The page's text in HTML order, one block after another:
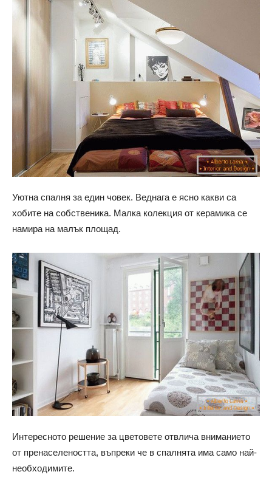
Уютна спалня за един човек. Веднага е ясно какви са
хобите на собственика. Малка колекция от керамика се
намира на малък площад.
Интересното решение за цветовете отвлича вниманието
от пренаселеността, въпреки че в спалнята има само най-
необходимите.